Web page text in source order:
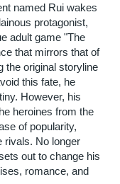
named Rui wakes
protagonist,
adult game "The
that mirrors that of
the original storyline
this fate, he
However, his
heroines from the
of popularity,
rivals. No longer
out to change his
romance, and